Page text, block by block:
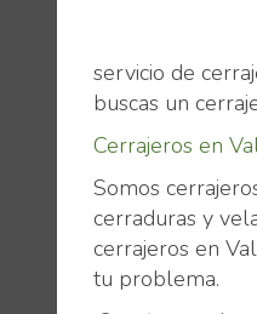
servicio de
buscas un
Cerrajeros en
Somos
cerraduras y
cerrajeros en
tu problema.